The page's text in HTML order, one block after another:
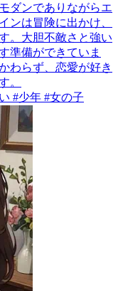
ダンでありながらエ
ンは冒険に出かけ、
。大胆不敵さと強い
準備ができていま
わらず、恋愛が好き
。
#少年 #女の子